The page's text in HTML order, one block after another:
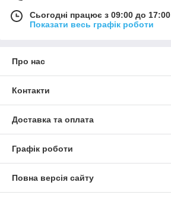
Сьогодні працює з 09:00 до 17:00
Показати весь графік роботи
Про нас
Контакти
Доставка та оплата
Графік роботи
Повна версія сайту